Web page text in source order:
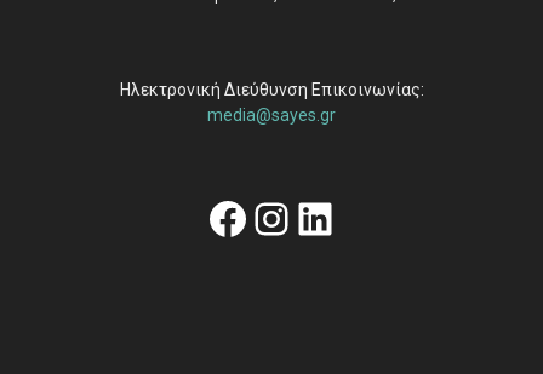
Ηλεκτρονική Διεύθυνση Επικοινωνίας:
media@sayes.gr
Facebook
Instagram
Linkedin